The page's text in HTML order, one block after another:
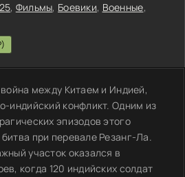
, Фильмы, Боевики, Военные,
между Китаем и Индией,
индийский конфликт. Одним из
эпизодов этого
при перевале Резанг-Ла.
участок оказался в
когда 120 индийских солдат